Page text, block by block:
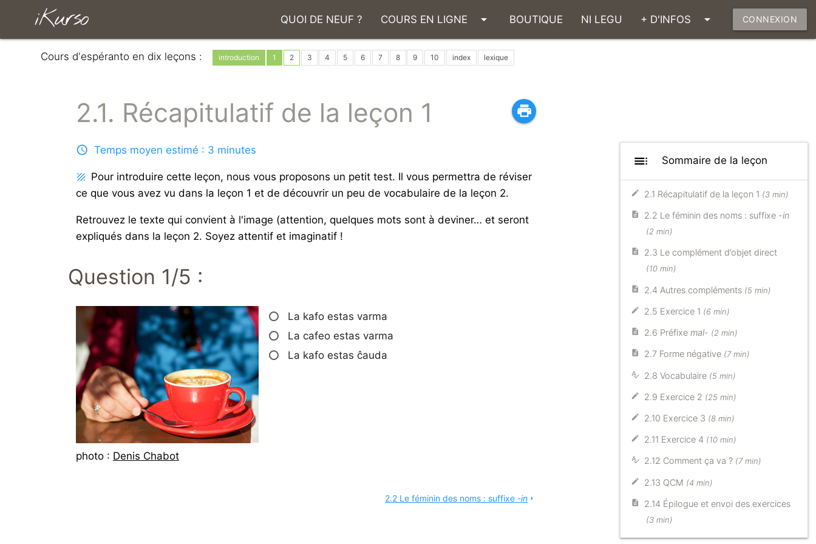
iKurso CONNEXION
QUOI DE NEUF ? COURS EN LIGNE arrow_drop_down BOUTIQUE NI LEGU + D'INFOS arrow_drop_down
Cours d'espéranto en dix leçons : introduction 1 2 3 4 5 6 7 8 9 10 index lexique
print
2.1. Récapitulatif de la leçon 1
Temps moyen estimé : 3 minutes
Pour introduire cette leçon, nous vous proposons un petit test. Il vous permettra de réviser
ce que vous avez vu dans la leçon 1 et de découvrir un peu de vocabulaire de la leçon 2.
Retrouvez le texte qui convient à l'image (attention, quelques mots sont à deviner… et seront
expliqués dans la leçon 2. Soyez attentif et imaginatif !
Question 1/5 :
photo : Denis Chabot
La kafo estas varma
La cafeo estas varma
La kafo estas ĉauda
2.2 Le féminin des noms : suffixe -in arrow_right
toc Sommaire de la leçon
2.1 Récapitulatif de la leçon 1 (3 min)
2.2 Le féminin des noms : suffixe -in
(2 min)
2.3 Le complément d’objet direct
(10 min)
2.4 Autres compléments (5 min)
2.5 Exercice 1 (6 min)
2.6 Préfixemal- (2 min)
2.7 Forme négative (7 min)
2.8 Vocabulaire (5 min)
2.9 Exercice 2 (25 min)
2.10 Exercice 3 (8 min)
2.11 Exercice 4 (10 min)
2.12 Comment ça va ? (7 min)
2.13 QCM (4 min)
2.14 Épilogue et envoi des exercices
(3 min)